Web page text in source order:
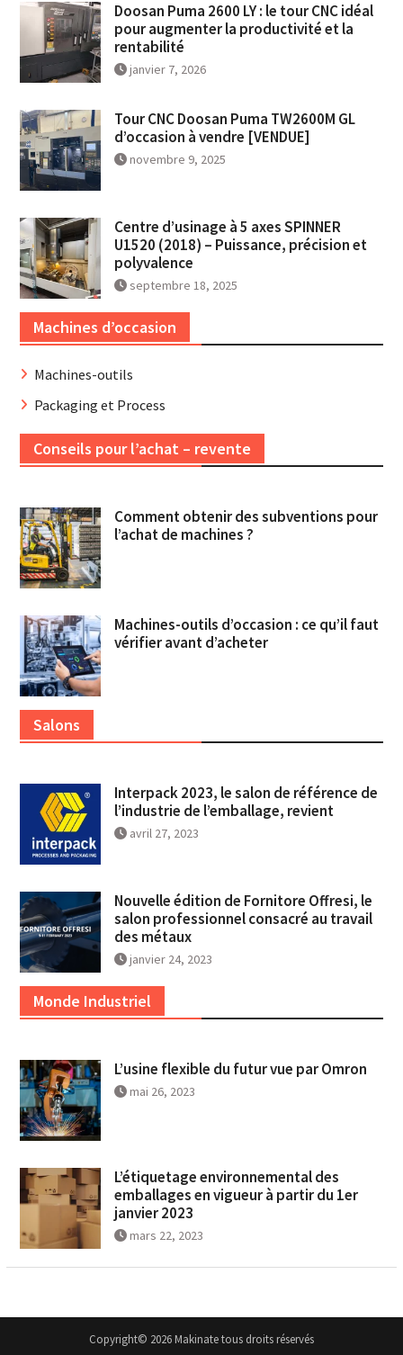
Doosan Puma 2600 LY : le tour CNC idéal
pour augmenter la productivité et la
rentabilité
janvier 7, 2026
Tour CNC Doosan Puma TW2600M GL
d’occasion à vendre [VENDUE]
novembre 9, 2025
Centre d’usinage à 5 axes SPINNER
U1520 (2018) – Puissance, précision et
polyvalence
septembre 18, 2025
Machines d’occasion
Machines-outils
Packaging et Process
Conseils pour l’achat – revente
Comment obtenir des subventions pour
l’achat de machines ?
Machines-outils d’occasion : ce qu’il faut
vérifier avant d’acheter
Salons
Interpack 2023, le salon de référence de
l’industrie de l’emballage, revient
avril 27, 2023
Nouvelle édition de Fornitore Offresi, le
salon professionnel consacré au travail
des métaux
janvier 24, 2023
Monde Industriel
L’usine flexible du futur vue par Omron
mai 26, 2023
L’étiquetage environnemental des
emballages en vigueur à partir du 1er
janvier 2023
mars 22, 2023
Copyright© 2026 Makinate tous droits réservés